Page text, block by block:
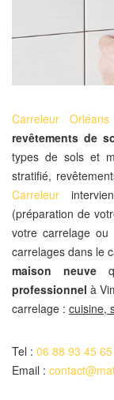
Carreleur Orléans
revêtements de
types de sols et
stratifié,
Carreleur
(préparation de
votre carrelage ou
carrelages dans le
maison neuve
professionnel à
carrelage : cuisine,
Tel : 06 88 93 45 65
Email :